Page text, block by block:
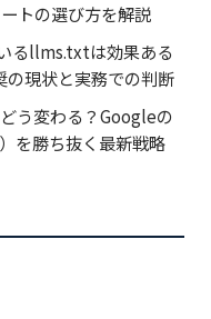
トの選び方を解説
るllms.txtは効果ある
現状と実務での判断
う変わる？Googleの
を勝ち抜く最新戦略